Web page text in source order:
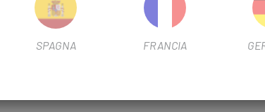
PESO
tutte le forcelle Rock Shox
SPAGNA FRANCIA